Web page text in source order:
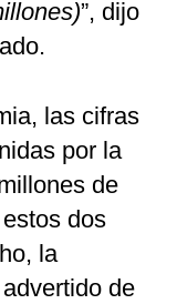
”, dijo
las cifras
por la
de
dos
la
de